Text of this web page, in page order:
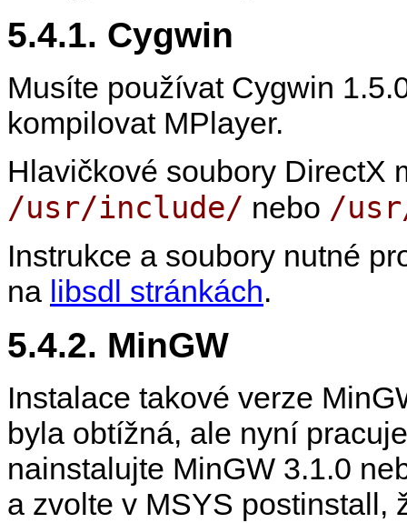
5.4.1. Cygwin
Musíte používat Cygwin
kompilovat MPlayer.
Hlavičkové soubory DirectX
/usr/include/ nebo /
Instrukce a soubory nutné
na libsdl stránkách.
5.4.2. MinGW
Instalace takové verze
byla obtížná, ale nyní
nainstalujte MinGW 3.1.0
a zvolte v MSYS postinstall,